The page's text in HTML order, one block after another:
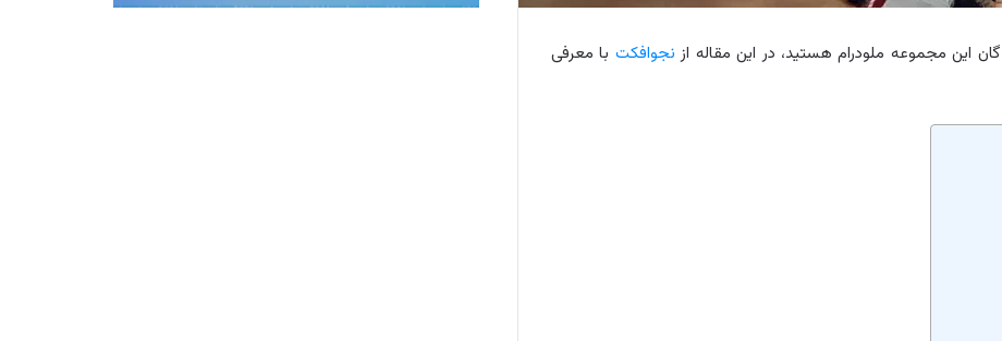
این مجموعه ملودرام هستید، در این مقاله از نجوافکت با معرفی